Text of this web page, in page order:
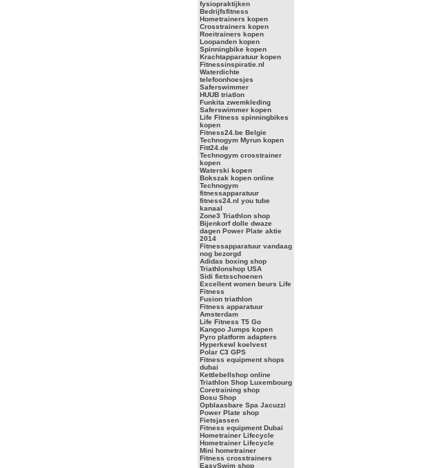
fysiopraktijken
Bedrijfsfitness
Hometrainers kopen
Crosstrainers kopen
Roeitrainers kopen
Loopanden kopen
Spinningbike kopen
Krachtapparatuur kopen
Fitnessinspiratie.nl
Waterdichte
telefoonhoesjes
Saferswimmer
HUUB triatlon
Funkita zwemkleding
Saferswimmer kopen
Life Fitness spinningbikes
kopen
Fitness24.be Belgie
Technogym Myrun kopen
Fitt24.de
Technogym crosstrainer
kopen
Waterski kopen
Bokszak kopen online
Technogym
fitnessapparatuur
fitness24.nl you tube
kanaal
Zone3 Triathlon shop
Bijenkorf dolle dwaze
dagen Power Plate aktie
2014
Fitnessapparatuur vandaag
nog bezorgd
Adidas boxing shop
Triathlonshop USA
Sidi fietsschoenen
Excellent wonen beurs Life
Fitness
Fusion triathlon
Fitness apparatuur
Amsterdam
Life Fitness T5 Go
Kangoo Jumps kopen
Pyro platform adapters
Hyperkewl koelvest
Polar C3 GPS
Fitness equipment shops
dubai
Kettlebellshop online
Triathlon Shop Luxembourg
Coretraining shop
Bosu Shop
Opblaasbare Spa Jacuzzi
Power Plate shop
Fietsjassen
Fitness equipment Dubai
Hometrainer Lifecycle
Hometrainer Lifecycle
Mini hometrainer
Fitness crosstrainers
EasySwim shop